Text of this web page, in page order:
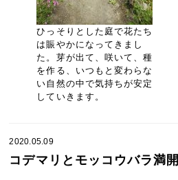
ひっそりとした庭で花たち
は賑やかになってきまし
た。芽が出て、咲いて、種
を作る、いつもと変わらな
い自然の中で気持ちが安定
していきます。
2020.05.09
コデマリとモッコウバラ満開